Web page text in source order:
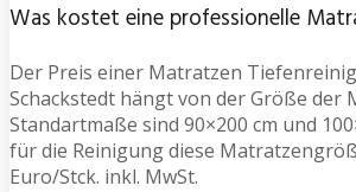
Was kostet eine professionelle
Der Preis einer Matratzen
Schackstedt hängt von der Größe der
Standartmaße sind 90×200 cm und
für die Reinigung diese
Euro/Stck. inkl. MwSt.